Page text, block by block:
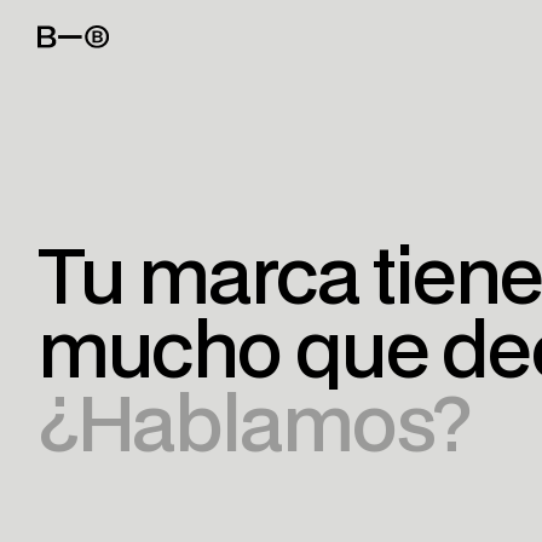
Tu marca tiene
mucho que
¿Hablamos?